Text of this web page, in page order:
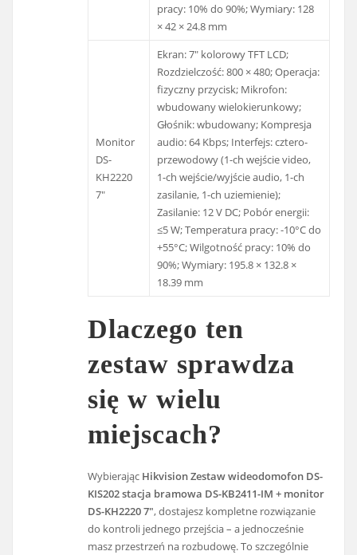
pracy: 10% do 90%; Wymiary: 128
× 42 × 24.8 mm
Monitor
DS-
KH2220
7″
Ekran: 7″ kolorowy TFT LCD;
Rozdzielczość: 800 × 480; Operacja:
fizyczny przycisk; Mikrofon:
wbudowany wielokierunkowy;
Głośnik: wbudowany; Kompresja
audio: 64 Kbps; Interfejs: cztero-
przewodowy (1-ch wejście video,
1-ch wejście/wyjście audio, 1-ch
zasilanie, 1-ch uziemienie);
Zasilanie: 12 V DC; Pobór energii:
≤5 W; Temperatura pracy: -10°C do
+55°C; Wilgotność pracy: 10% do
90%; Wymiary: 195.8 × 132.8 ×
18.39 mm
Dlaczego ten
zestaw sprawdza
się w wielu
miejscach?
Wybierając Hikvision Zestaw wideodomofon DS-
KIS202 stacja bramowa DS-KB2411-IM + monitor
DS-KH2220 7″, dostajesz kompletne rozwiązanie
do kontroli jednego przejścia – a jednocześnie
masz przestrzeń na rozbudowę. To szczególnie